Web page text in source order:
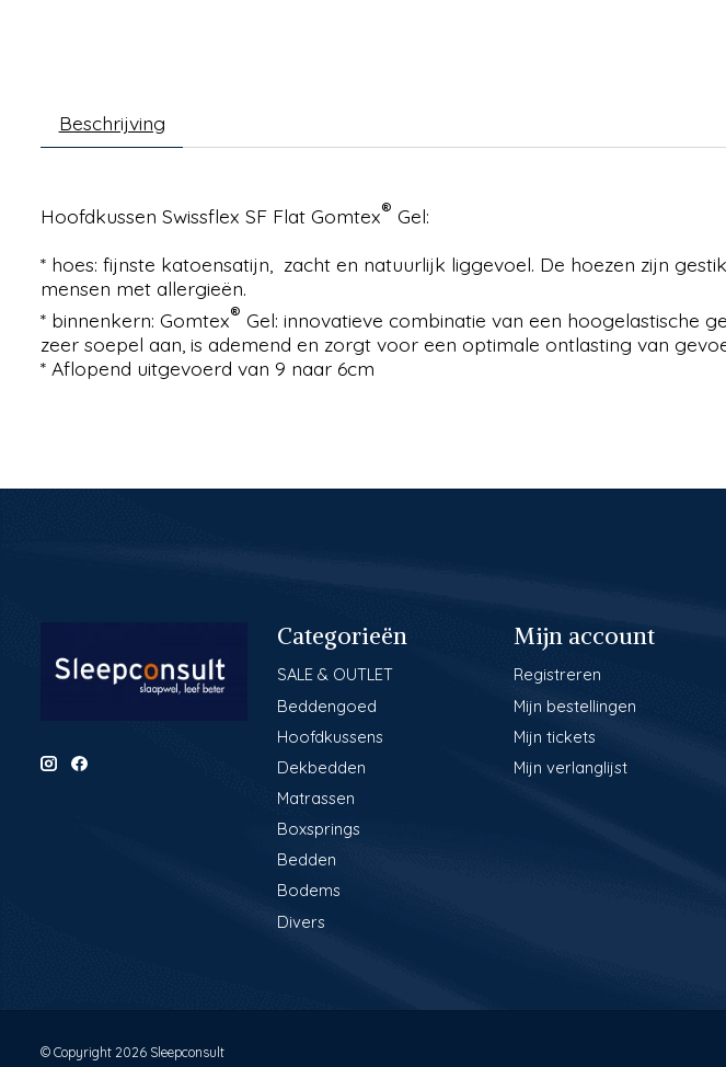
Beschrijving
Hoofdkussen Swissflex SF Flat Gomtex® Gel:
* hoes: fijnste katoensatijn, zacht en natuurlijk liggevoel. De hoezen zijn
mensen met allergieën.
* binnenkern: Gomtex® Gel: innovatieve combinatie van een hoogelastische
zeer soepel aan, is ademend en zorgt voor een optimale ontlasting van
* Aflopend uitgevoerd van 9 naar 6cm
Categorieën
SALE & OUTLET
Beddengoed
Hoofdkussens
Dekbedden
Matrassen
Boxsprings
Bedden
Bodems
Divers
Mijn account
Registreren
Mijn bestellingen
Mijn tickets
Mijn verlanglijst
© Copyright 2026 Sleepconsult